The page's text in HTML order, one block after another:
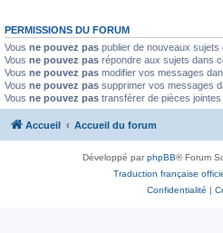
PERMISSIONS DU FORUM
Vous ne pouvez pas publier de nouveaux sujets
Vous ne pouvez pas répondre aux sujets dans
Vous ne pouvez pas modifier vos messages
Vous ne pouvez pas supprimer vos messages
Vous ne pouvez pas transférer de pièces
Accueil Accueil du forum
Développé parphpBB® Forum
Traduction française
Confidentialité |